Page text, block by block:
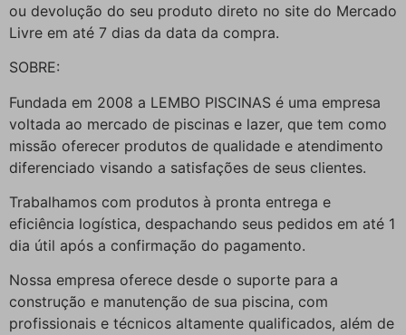
ou devolução do seu produto direto no site do Mercado
Livre em até 7 dias da data da compra.
SOBRE:
Fundada em 2008 a LEMBO PISCINAS é uma empresa
voltada ao mercado de piscinas e lazer, que tem como
missão oferecer produtos de qualidade e atendimento
diferenciado visando a satisfações de seus clientes.
Trabalhamos com produtos à pronta entrega e
eficiência logística, despachando seus pedidos em até 1
dia útil após a confirmação do pagamento.
Nossa empresa oferece desde o suporte para a
construção e manutenção de sua piscina, com
profissionais e técnicos altamente qualificados, além de